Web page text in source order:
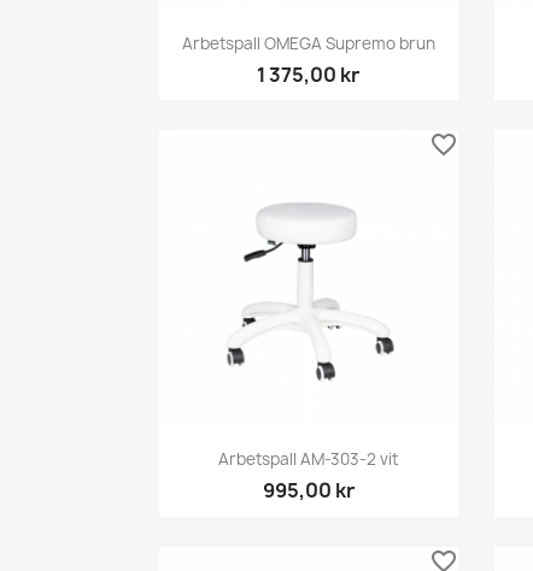
Snabbvy
Arbetspall OMEGA Supremo brun
1 375,00 kr
Snabbvy
Arbetspall AM-303-2 vit
995,00 kr
favorite_border
favorite_border